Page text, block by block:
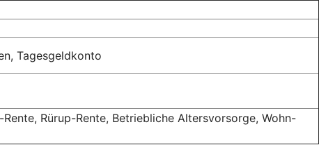
Tagesgeldkonto
Rürup-Rente, Betriebliche Altersvorsorge, Wohn-